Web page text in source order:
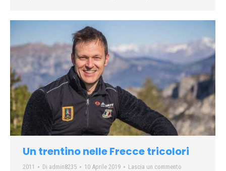
Un trentino nelle Frecce tricolori
2011 Di admin8235 10 Aprile 2019 Lascia un commento